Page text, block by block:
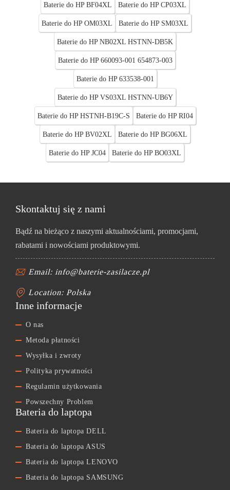
Baterie do HP BF04XL Baterie do HP CP03XL
Baterie do HP OM03XL Baterie do HP SM03XL
Baterie do HP NB02XL HSTNN-DB5K
Baterie do HP 660093-001 654873-003
Baterie do HP 633538-001
Baterie do HP VS03XL HSTNN-UB6Y
Baterie do HP HSTNH-B19C-S Baterie do HP RI04
Baterie do HP BV02XL Baterie do HP BG06XL
Baterie do HP JC04 Baterie do HP BO03XL
Skontaktuj się z nami
Bądź na bieżąco z naszymi aktualnościami, promocjami,
rabatami i nowościami produktowymi.
Email: info@baterie-zasilacze.pl
Location: Polska
Inne informacje
O nas
Metoda płatności
Wysyłka i zwroty
Polityka prywatności
Regulamin użytkowania
Powszechny Problem
Bateria do laptopa
Bateria do laptopa DELL
Bateria do laptopa ASUS
Bateria do laptopa LENOVO
Bateria do laptopa SAMSUNG